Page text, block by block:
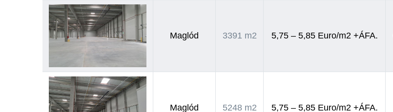
Maglód 3391 m2 5,75 – 5,85 Euro/m2 +ÁFA.
Maglód 5248 m2 5,75 – 5,85 Euro/m2 +ÁFA.